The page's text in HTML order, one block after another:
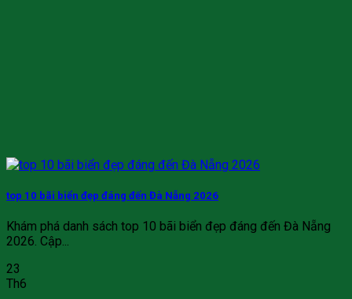
top 10 bãi biển đẹp đáng đến Đà Nẵng 2026
Khám phá danh sách top 10 bãi biển đẹp đáng đến Đà Nẵng
2026. Cập...
23
Th6